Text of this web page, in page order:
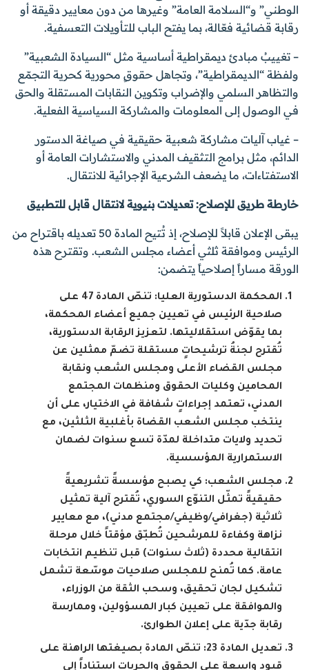
الوطني” و“السلامة العامة” وغيرها من دون معايير دقيقة أو
رقابة قضائية فعّالة، بما يفتح الباب للتأويلات التعسفية.
– تغييبُ مبادئ ديمقراطية أساسية مثل “السيادة الشعبية”
ولفظة “الديمقراطية”، وتجاهل حقوقٍ محورية كحرية التجمّع
والتظاهر السلمي والإضراب وتكوين النقابات المستقلة والحق
في الوصول إلى المعلومات والمشاركة السياسية الفعلية.
– غياب آليات مشاركة شعبية حقيقية في صياغة الدستور
الدائم، مثل برامج التثقيف المدني والاستشارات العامة أو
الاستفتاءات، ما يضعف الشرعية الإجرائية للانتقال.
خارطة طريق للإصلاح: تعديلات بنيوية لانتقال قابل للتطبيق
يبقى الإعلان قابلاً للإصلاح، إذ تُتيح المادة 50 تعديله باقتراح من
الرئيس وموافقة ثلثي أعضاء مجلس الشعب. وتقترح هذه
الورقة مساراً إصلاحياً يتضمن:
المحكمة الدستورية العليا: تنصّ المادة 47 على
صلاحية الرئيس في تعيين جميع أعضاء المحكمة،
بما يقوّض استقلاليتها. لتعزيز الرقابة الدستورية،
تُقترح لجنةُ ترشيحاتٍ مستقلة تضمّ ممثلين عن
مجلس القضاء الأعلى ومجلس الشعب ونقابة
المحامين وكليات الحقوق ومنظمات المجتمع
المدني، تعتمد إجراءاتٍ شفافة في الاختيار، على أن
ينتخب مجلس الشعب القضاة بأغلبية الثلثين، مع
تحديد ولايات متداخلة لمدّة تسع سنوات لضمان
الاستمرارية المؤسسية.
مجلس الشعب: كي يصبح مؤسسةً تشريعيةً
حقيقيةً تمثّل التنوّع السوري، تُقترح آلية تمثيل
ثلاثية (جغرافي/وظيفي/مجتمع مدني)، مع معايير
نزاهة وكفاءة للمرشحين تُطبّق مؤقتاً خلال مرحلة
انتقالية محددة (ثلاث سنوات) قبل تنظيم انتخابات
عامة. كما تُمنح للمجلس صلاحيات موسّعة تشمل
تشكيل لجان تحقيق، وسحب الثقة من الوزراء،
والموافقة على تعيين كبار المسؤولين، وممارسة
رقابة جدّية على إعلان الطوارئ.
تعديل المادة 23: تنصّ المادة بصيغتها الراهنة على
قيود واسعة على الحقوق والحريات استناداً إلى